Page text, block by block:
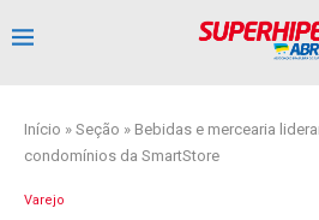
Início » Seção » Bebidas e mercearia
condomínios da SmartStore
Varejo